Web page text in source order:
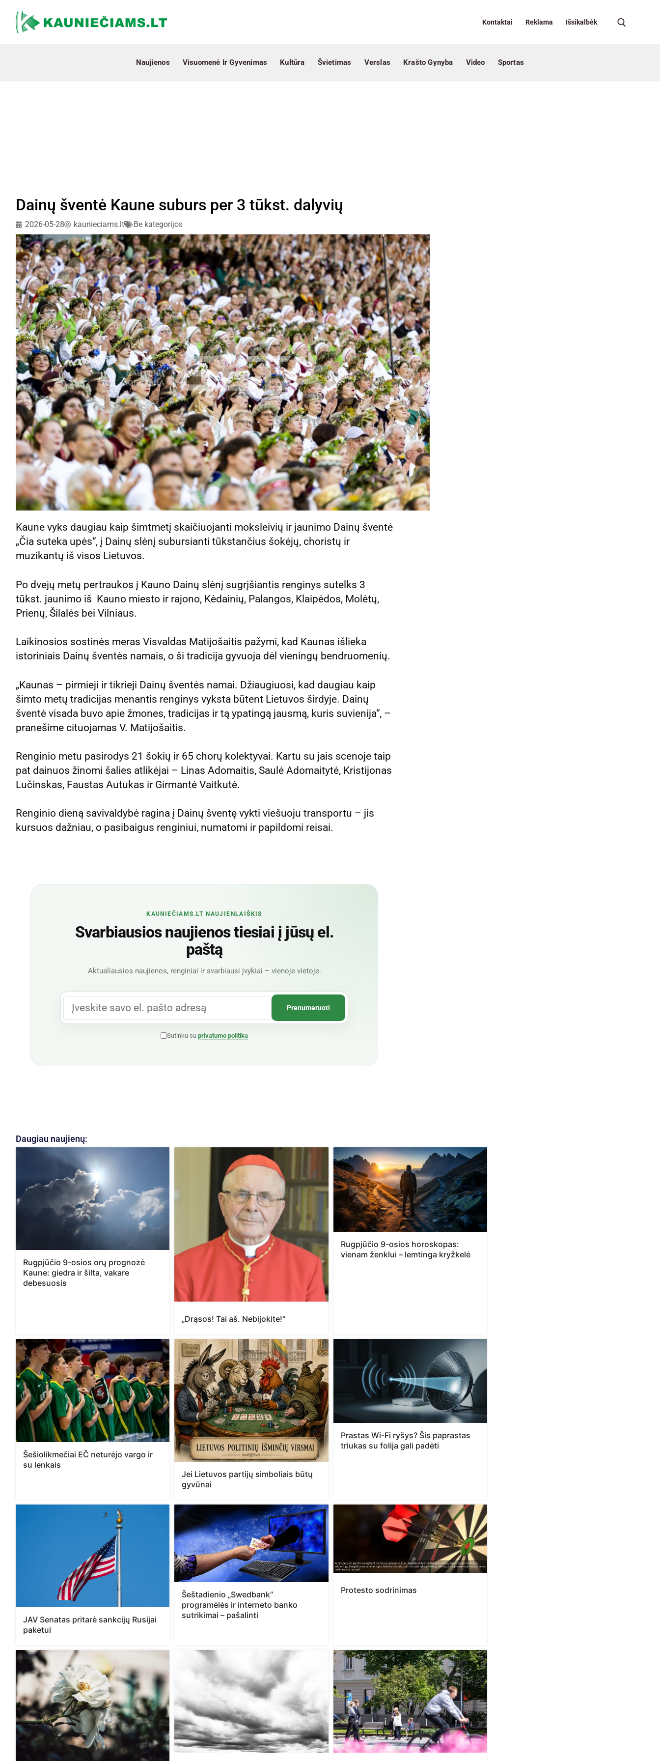
Kontaktai Reklama Išsikalbėk
Naujienos Visuomenė Ir Gyvenimas Kultūra Švietimas Verslas Krašto Gynyba Video Sportas
Dainų šventė Kaune suburs per 3 tūkst. dalyvių
2026-05-28 kaunieciams.lt Be kategorijos
Kaune vyks daugiau kaip šimtmetį skaičiuojanti moksleivių ir jaunimo Dainų šventė
„Čia suteka upės“, į Dainų slėnį subursianti tūkstančius šokėjų, choristų ir
muzikantų iš visos Lietuvos.
Po dvejų metų pertraukos į Kauno Dainų slėnį sugrįšiantis renginys sutelks 3
tūkst. jaunimo iš Kauno miesto ir rajono, Kėdainių, Palangos, Klaipėdos, Molėtų,
Prienų, Šilalės bei Vilniaus.
Laikinosios sostinės meras Visvaldas Matijošaitis pažymi, kad Kaunas išlieka
istoriniais Dainų šventės namais, o ši tradicija gyvuoja dėl vieningų bendruomenių.
„Kaunas – pirmieji ir tikrieji Dainų šventės namai. Džiaugiuosi, kad daugiau kaip
šimto metų tradicijas menantis renginys vyksta būtent Lietuvos širdyje. Dainų
šventė visada buvo apie žmones, tradicijas ir tą ypatingą jausmą, kuris suvienija“, –
pranešime cituojamas V. Matijošaitis.
Renginio metu pasirodys 21 šokių ir 65 chorų kolektyvai. Kartu su jais scenoje taip
pat dainuos žinomi šalies atlikėjai – Linas Adomaitis, Saulė Adomaitytė, Kristijonas
Lučinskas, Faustas Autukas ir Girmantė Vaitkutė.
Renginio dieną savivaldybė ragina į Dainų šventę vykti viešuoju transportu – jis
kursuos dažniau, o pasibaigus renginiui, numatomi ir papildomi reisai.
KAUNIEČIAMS.LT NAUJIENLAIŠKIS
Svarbiausios naujienos tiesiai į jūsų el.
paštą
Aktualiausios naujienos, renginiai ir svarbiausi įvykiai – vienoje vietoje.
Sutinku su privatumo politika
Daugiau naujienų:
Rugpjūčio 9-osios orų prognozė
Kaune: giedra ir šilta, vakare
debesuosis
„Drąsos! Tai aš. Nebijokite!“
Rugpjūčio 9-osios horoskopas:
vienam ženklui – lemtinga kryžkelė
Šešiolikmečiai EČ neturėjo vargo ir
su lenkais
Jei Lietuvos partijų simboliais būtų
gyvūnai
Prastas Wi-Fi ryšys? Šis paprastas
triukas su folija gali padėti
JAV Senatas pritarė sankcijų Rusijai
paketui
Šeštadienio „Swedbank“
programėlės ir interneto banko
sutrikimai – pašalinti
Protesto sodrinimas